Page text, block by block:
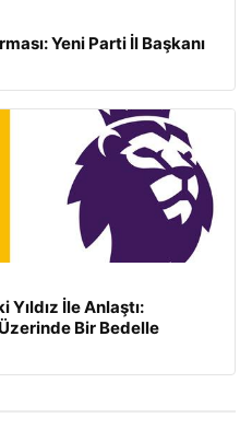
Yeni Parti İl Başkanı
Yıldız İle Anlaştı:
Bir Bedelle